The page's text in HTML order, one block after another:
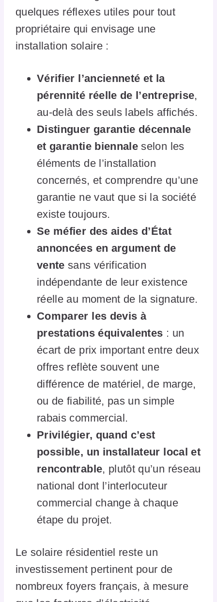
quelques réflexes utiles pour tout
propriétaire qui envisage une
installation solaire :
Vérifier l’ancienneté et la
pérennité réelle de l’entreprise,
au-delà des seuls labels affichés.
Distinguer garantie décennale
et garantie biennale selon les
éléments de l’installation
concernés, et comprendre qu’une
garantie ne vaut que si la société
existe toujours.
Se méfier des aides d’État
annoncées en argument de
vente sans vérification
indépendante de leur existence
réelle au moment de la signature.
Comparer les devis à
prestations équivalentes : un
écart de prix important entre deux
offres reflète souvent une
différence de matériel, de marge,
ou de fiabilité, pas un simple
rabais commercial.
Privilégier, quand c’est
possible, un installateur local et
rencontrable, plutôt qu’un réseau
national dont l’interlocuteur
commercial change à chaque
étape du projet.
Le solaire résidentiel reste un
investissement pertinent pour de
nombreux foyers français, à mesure